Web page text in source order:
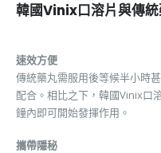
韓國Vinix口溶片與傳統
速效方便
傳統藥丸需服用後等候半小時
配合。相比之下，韓國Vinix口
鐘內即可開始發揮作用。
攜帶隱秘